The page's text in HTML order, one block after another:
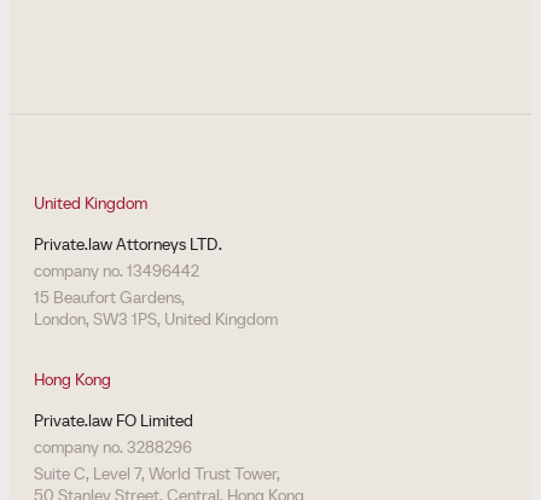
United Kingdom
Private.law Attorneys LTD.
company no. 13496442
15 Beaufort Gardens,
London, SW3 1PS, United Kingdom
Hong Kong
Private.law FO Limited
company no. 3288296
Suite C, Level 7, World Trust Tower,
50 Stanley Street, Central, Hong Kong